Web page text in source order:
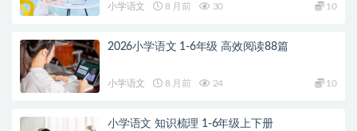
小学语文 8 月前 30 10
2026小学语文 1-6年级 高效阅读88篇
小学语文 8 月前 24 10
小学语文 知识梳理 1-6年级上下册